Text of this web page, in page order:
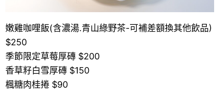
嫩雞咖哩飯(含濃湯.青山綠野茶-可補差額換其他飲品)
$250
季節限定草莓厚磚 $200
香草籽白雪厚磚 $150
楓糖肉桂捲 $90